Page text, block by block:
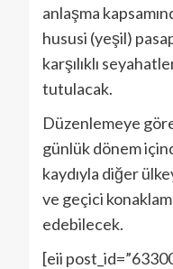
anlaşma
hususi (yeşil)
karşılıklı
tutulacak.
Düzenlemeye
günlük dönem
kaydıyla diğer
ve geçici
edebilecek.
[eii